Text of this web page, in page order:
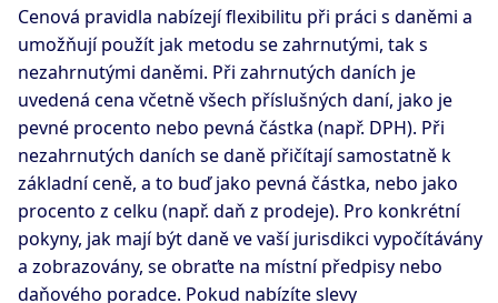
Cenová pravidla nabízejí flexibilitu při práci s daněmi a
umožňují použít jak metodu se zahrnutými, tak s
nezahrnutými daněmi. Při zahrnutých daních je
uvedená cena včetně všech příslušných daní, jako je
pevné procento nebo pevná částka (např. DPH). Při
nezahrnutých daních se daně přičítají samostatně k
základní ceně, a to buď jako pevná částka, nebo jako
procento z celku (např. daň z prodeje). Pro konkrétní
pokyny, jak mají být daně ve vaší jurisdikci vypočítávány
a zobrazovány, se obraťte na místní předpisy nebo
daňového poradce. Pokud nabízíte slevy